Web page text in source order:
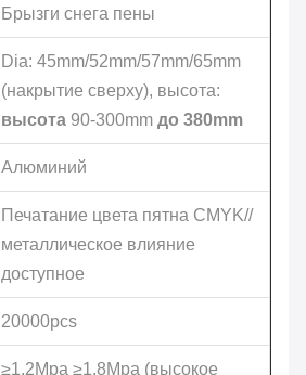
Брызги снега пены
Dia: 45mm/52mm/57mm/65mm
(накрытие сверху), высота:
высота 90-300mm до 380mm
Алюминий
Печатание цвета пятна CMYK//
металлическое влияние
доступное
20000pcs
≥1.2Mpa ≥1.8Mpa (высокое